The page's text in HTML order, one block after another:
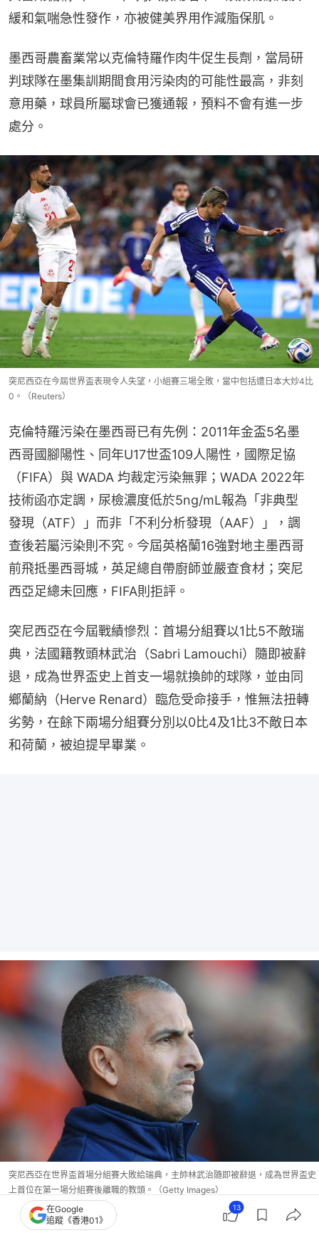
緩和氣喘急性發作，亦被健美界用作減脂保肌。
墨西哥農畜業常以克倫特羅作肉牛促生長劑，當局研
判球隊在墨集訓期間食用污染肉的可能性最高，非刻
意用藥，球員所屬球會已獲通報，預料不會有進一步
處分。
突尼西亞在今屆世界盃表現令人失望，小組賽三場全敗，當中包括遭日本大炒4比
0。（Reuters）
克倫特羅污染在墨西哥已有先例：2011年金盃5名墨
西哥國腳陽性、同年U17世盃109人陽性，國際足協
（FIFA）與 WADA 均裁定污染無罪；WADA 2022年
技術函亦定調，尿檢濃度低於5ng/mL報為「非典型
發現（ATF）」而非「不利分析發現（AAF）」，調
查後若屬污染則不究。今屆英格蘭16強對地主墨西哥
前飛抵墨西哥城，英足總自帶廚師並嚴查食材；突尼
西亞足總未回應，FIFA則拒評。
突尼西亞在今屆戰績慘烈：首場分組賽以1比5不敵​瑞
典，法國籍教頭林武治（Sabri Lamouchi）隨即被辭
退，成為世界盃史上首支一場就換帥的球隊，並由同
鄉蘭納（Herve Renard）臨危受命接手，惟無法扭轉
劣勢，在餘下兩場分組賽分別以0比4及1比3不敵日本
和荷蘭，被迫提早畢業。
突尼西亞在世界盃首場分組賽大敗給瑞典，主帥林武治隨即被辭退，成為世界盃史
上首位在第一場分組賽後離職的教頭。（Getty Images）
阿根廷主帥稱球員賽後極疲累 險勝佛得角會變得更
在Google
追蹤《香港01》
13